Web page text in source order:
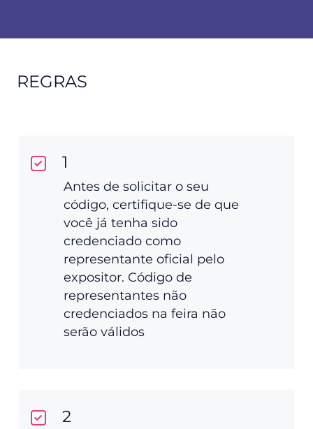
REGRAS
1
Antes de solicitar o seu
código, certifique-se de que
você já tenha sido
credenciado como
representante oficial pelo
expositor. Código de
representantes não
credenciados na feira não
serão válidos
2